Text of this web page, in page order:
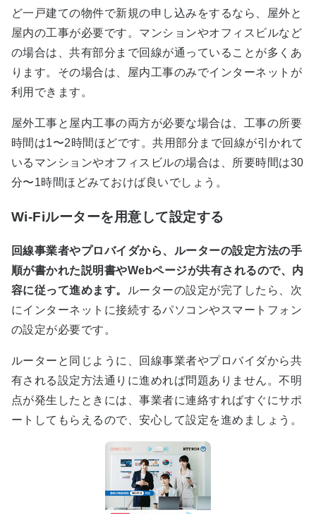
ど一戸建ての物件で新規の申し込みをするなら、屋外と
屋内の工事が必要です。マンションやオフィスビルなど
の場合は、共有部分まで回線が通っていることが多くあ
ります。その場合は、屋内工事のみでインターネットが
利用できます。
屋外工事と屋内工事の両方が必要な場合は、工事の所要
時間は1〜2時間ほどです。共用部分まで回線が引かれて
いるマンションやオフィスビルの場合は、所要時間は30
分〜1時間ほどみておけば良いでしょう。
Wi-Fiルーターを用意して設定する
回線事業者やプロバイダから、ルーターの設定方法の手
順が書かれた説明書やWebページが共有されるので、内
容に従って進めます。
ルーターの設定が完了したら、次
にインターネットに接続するパソコンやスマートフォン
の設定が必要です。
ルーターと同じように、回線事業者やプロバイダから共
有される設定方法通りに進めれば問題ありません。不明
点が発生したときには、事業者に連絡すればすぐにサポ
ートしてもらえるので、安心して設定を進めましょう。